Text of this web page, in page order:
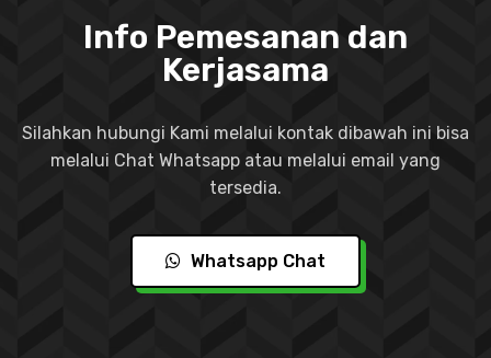
Info Pemesanan dan
Kerjasama
Silahkan hubungi Kami melalui kontak dibawah ini bisa
melalui Chat Whatsapp atau melalui email yang
tersedia.
Whatsapp Chat